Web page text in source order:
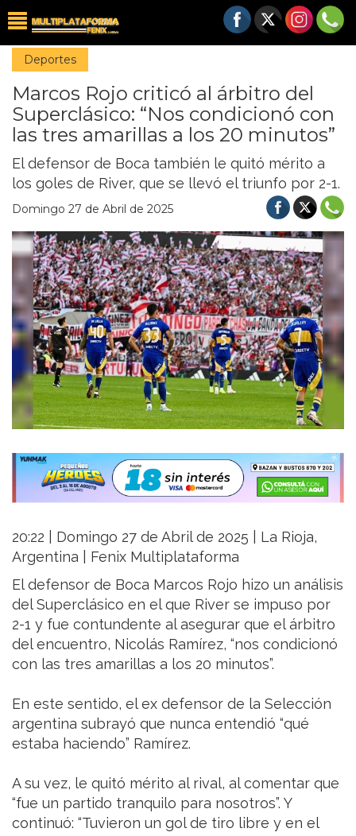
Deportes
Marcos Rojo criticó al árbitro del
Superclásico: “Nos condicionó con
las tres amarillas a los 20 minutos”
El defensor de Boca también le quitó mérito a
los goles de River, que se llevó el triunfo por 2-1.
Domingo 27 de Abril de 2025
20:22 | Domingo 27 de Abril de 2025 | La Rioja,
Argentina | Fenix Multiplataforma
El defensor de Boca Marcos Rojo hizo un análisis
del Superclásico en el que River se impuso por
2-1 y fue contundente al asegurar que el árbitro
del encuentro, Nicolás Ramírez, “nos condicionó
con las tres amarillas a los 20 minutos”.
En este sentido, el ex defensor de la Selección
argentina subrayó que nunca entendió “qué
estaba haciendo” Ramírez.
A su vez, le quitó mérito al rival, al comentar que
“fue un partido tranquilo para nosotros”. Y
continuó: “Tuvieron un gol de tiro libre y en el